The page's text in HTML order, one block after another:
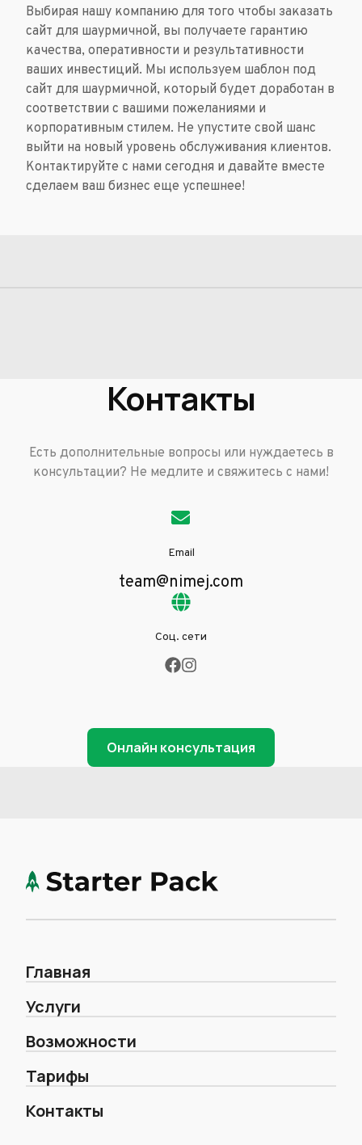
Выбирая нашу компанию для того чтобы заказать
сайт для шаурмичной, вы получаете гарантию
качества, оперативности и результативности
ваших инвестиций. Мы используем шаблон под
сайт для шаурмичной, который будет доработан в
соответствии с вашими пожеланиями и
корпоративным стилем. Не упустите свой шанс
выйти на новый уровень обслуживания клиентов.
Контактируйте с нами сегодня и давайте вместе
сделаем ваш бизнес еще успешнее!
Контакты
Есть дополнительные вопросы или нуждаетесь в
консультации? Не медлите и свяжитесь с нами!
Email
team@nimej.com
Соц. сети
Онлайн консультация
Главная
Услуги
Возможности
Тарифы
Контакты